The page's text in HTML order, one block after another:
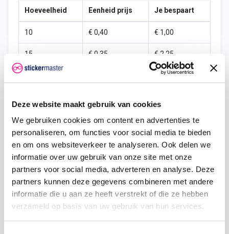
Deze website maakt gebruik van cookies
We gebruiken cookies om content en advertenties te
personaliseren, om functies voor social media te bieden
en om ons websiteverkeer te analyseren. Ook delen we
informatie over uw gebruik van onze site met onze
partners voor social media, adverteren en analyse. Deze
partners kunnen deze gegevens combineren met andere
informatie die u aan ze heeft verstrekt of die ze hebben
verzameld op basis van uw gebruik van hun services.
Hoeveelheid Eenheid prijs Je bespaart
10 € 0,40 € 1,00
15 € 0,35 € 2,25
€ 4,38
100 € 0,28 € 22,50
500 € 0,20 € 150,00
750 € 0,15 € 262,50